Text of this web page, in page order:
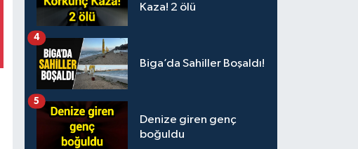
Kaza! 2 ölü
Biga’da Sahiller Boşaldı!
4
Denize giren genç
boğuldu
5